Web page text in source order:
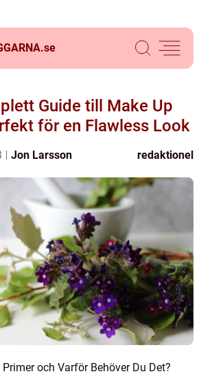
se
Guide till Make Up
för en Flawless Look
Jon Larsson redaktionel
och Varför Behöver Du Det?